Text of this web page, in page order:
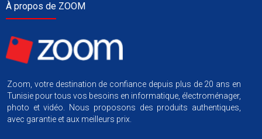
À propos de ZOOM
Zoom, votre destination de confiance depuis plus de 20 ans en
Tunisie pour tous vos besoins en informatique, électroménager,
photo et vidéo. Nous proposons des produits authentiques,
avec garantie et aux meilleurs prix.